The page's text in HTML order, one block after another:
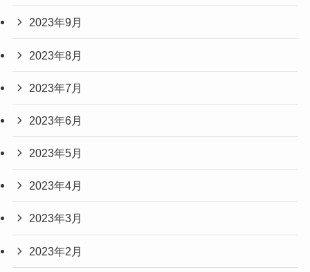
2023年9月
2023年8月
2023年7月
2023年6月
2023年5月
2023年4月
2023年3月
2023年2月